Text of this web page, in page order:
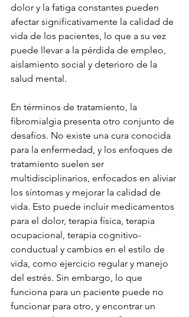
dolor y la fatiga constantes pueden
afectar significativamente la calidad de
vida de los pacientes, lo que a su vez
puede llevar a la pérdida de empleo,
aislamiento social y deterioro de la
salud mental.
En términos de tratamiento, la
fibromialgia presenta otro conjunto de
desafíos. No existe una cura conocida
para la enfermedad, y los enfoques de
tratamiento suelen ser
multidisciplinarios, enfocados en aliviar
los síntomas y mejorar la calidad de
vida. Esto puede incluir medicamentos
para el dolor, terapia física, terapia
ocupacional, terapia cognitivo-
conductual y cambios en el estilo de
vida, como ejercicio regular y manejo
del estrés. Sin embargo, lo que
funciona para un paciente puede no
funcionar para otro, y encontrar un